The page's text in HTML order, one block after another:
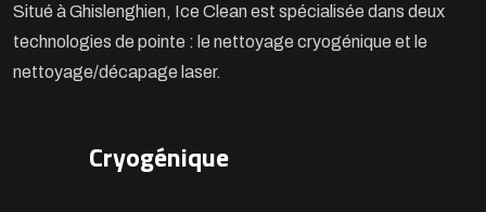
Situé à Ghislenghien, Ice Clean est spécialisée dans deux
technologies de pointe : le nettoyage cryogénique et le
nettoyage/décapage laser.
Cryogénique